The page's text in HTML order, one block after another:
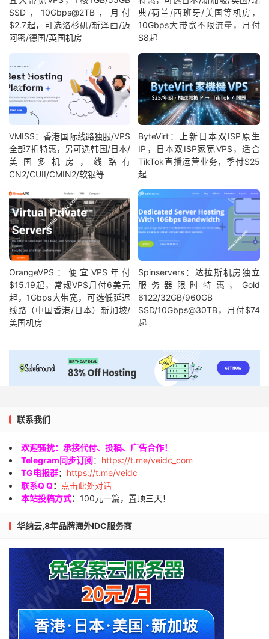
SSD，10Gbps@2TB，月付
$2.7起，可选洛杉矶/新泽西/迈
阿密/德国/英国机房
典/荷兰/西班牙/美国等机房，
10Gbps大带宽不限流量，月付
$8起
VMISS：香港国际线路独服/VPS
全部7折特惠，另可选韩国/日本/
美国多机房，线路有
CN2/CUII/CMIN2/软银等
ByteVirt：上新日本双ISP原生
IP，日本双ISP家宽VPS，适合
TikTok直播运营业务，季付$25
起
OrangeVPS：便宜VPS年付
$15.19起，常规VPS月付6美元
起，1Gbps大带宽，可选低延迟
线路（中国香港/日本）新加坡/
美国机房
Spinservers：达拉斯机房独立
服务器限时特惠，Gold
6122/32GB/960GB
SSD/10Gbps@30TB，月付$74
起
联系我们
欢迎骚扰：承接代付、投稿、广告合作！
Telegram同步订阅： https://t.me/veidc_com
TG电报群： https://t.me/veidc
联系Q Q：
点击此处对话
本站投稿方式： 100元一篇，置顶三天！
华纳云,8年品牌海外IDC服务商